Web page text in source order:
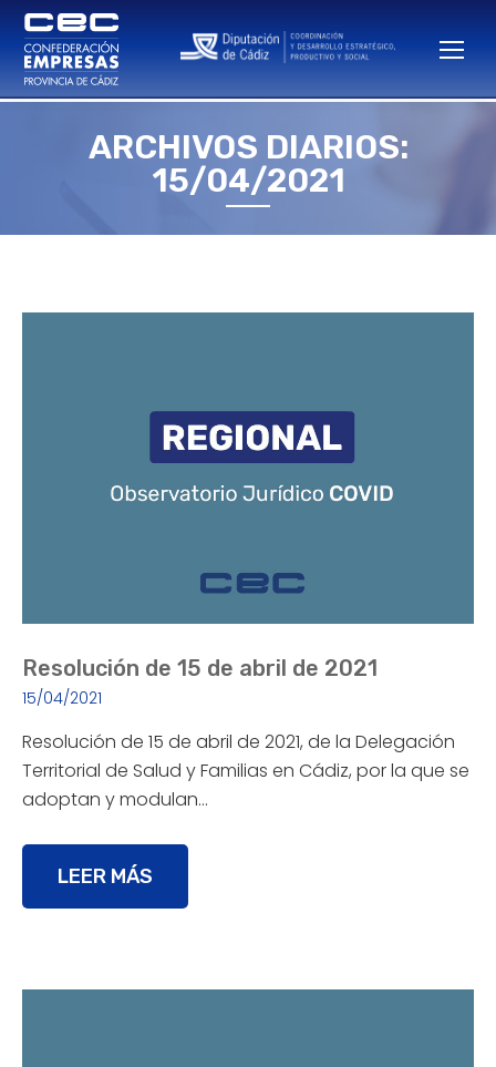
ARCHIVOS DIARIOS:
15/04/2021
Estás aquí:
Resolución de 15 de abril de 2021
15/04/2021
Resolución de 15 de abril de 2021, de la Delegación
Territorial de Salud y Familias en Cádiz, por la que se
adoptan y modulan…
LEER MÁS